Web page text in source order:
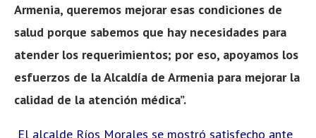
Armenia, queremos mejorar esas condiciones de
salud porque sabemos que hay necesidades para
atender los requerimientos; por eso, apoyamos los
esfuerzos de la Alcaldía de Armenia para mejorar la
calidad de la atención médica”.
El alcalde Ríos Morales se mostró satisfecho ante